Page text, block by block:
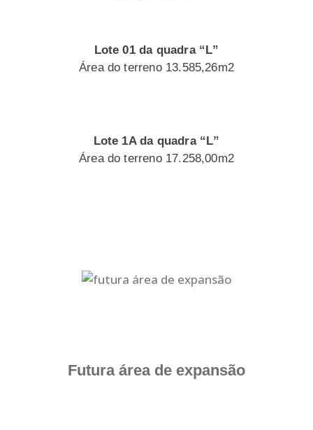
Lote 01 da quadra “L”
Área do terreno 13.585,26m2
Lote 1A da quadra “L”
Área do terreno 17.258,00m2
Futura área de expansão